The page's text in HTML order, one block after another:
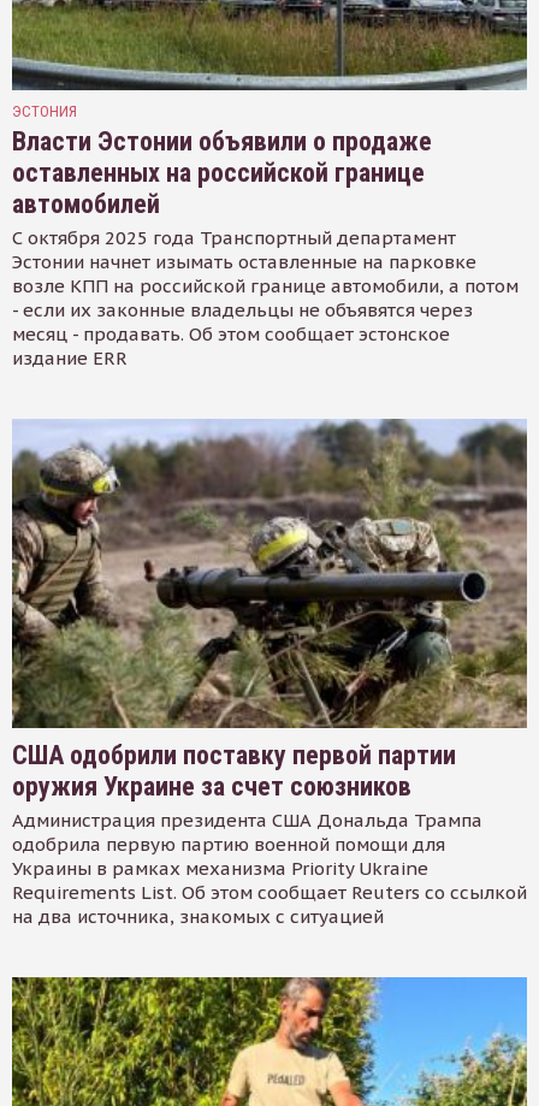
ЭСТОНИЯ
Власти Эстонии объявили о продаже
оставленных на российской границе
автомобилей
С октября 2025 года Транспортный департамент
Эстонии начнет изымать оставленные на парковке
возле КПП на российской границе автомобили, а потом
- если их законные владельцы не объявятся через
месяц - продавать. Об этом сообщает эстонское
издание ERR
США одобрили поставку первой партии
оружия Украине за счет союзников
Администрация президента США Дональда Трампа
одобрила первую партию военной помощи для
Украины в рамках механизма Priority Ukraine
Requirements List. Об этом сообщает Reuters со ссылкой
на два источника, знакомых с ситуацией